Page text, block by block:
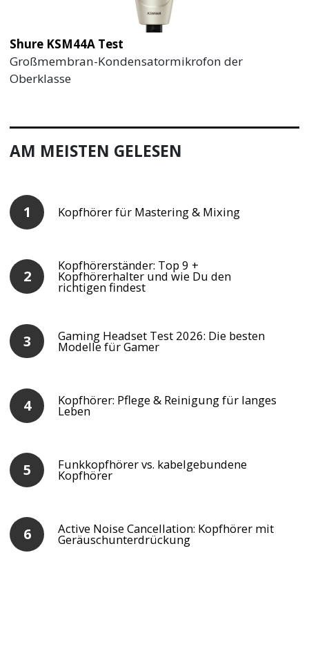
Shure KSM44A Test
Großmembran-Kondensatormikrofon der
Oberklasse
AM MEISTEN GELESEN
Kopfhörer für Mastering & Mixing
Kopfhörerständer: Top 9 +
Kopfhörerhalter und wie Du den
richtigen findest
Gaming Headset Test 2026: Die besten
Modelle für Gamer
Kopfhörer: Pflege & Reinigung für langes
Leben
Funkkopfhörer vs. kabelgebundene
Kopfhörer
Active Noise Cancellation: Kopfhörer mit
Geräuschunterdrückung